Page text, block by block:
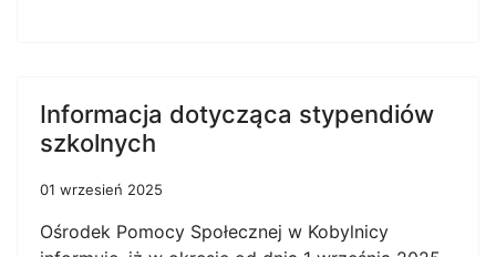
Informacja dotycząca stypendiów
szkolnych
01 wrzesień 2025
Ośrodek Pomocy Społecznej w Kobylnicy